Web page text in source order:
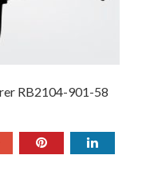
RB2104-901-58